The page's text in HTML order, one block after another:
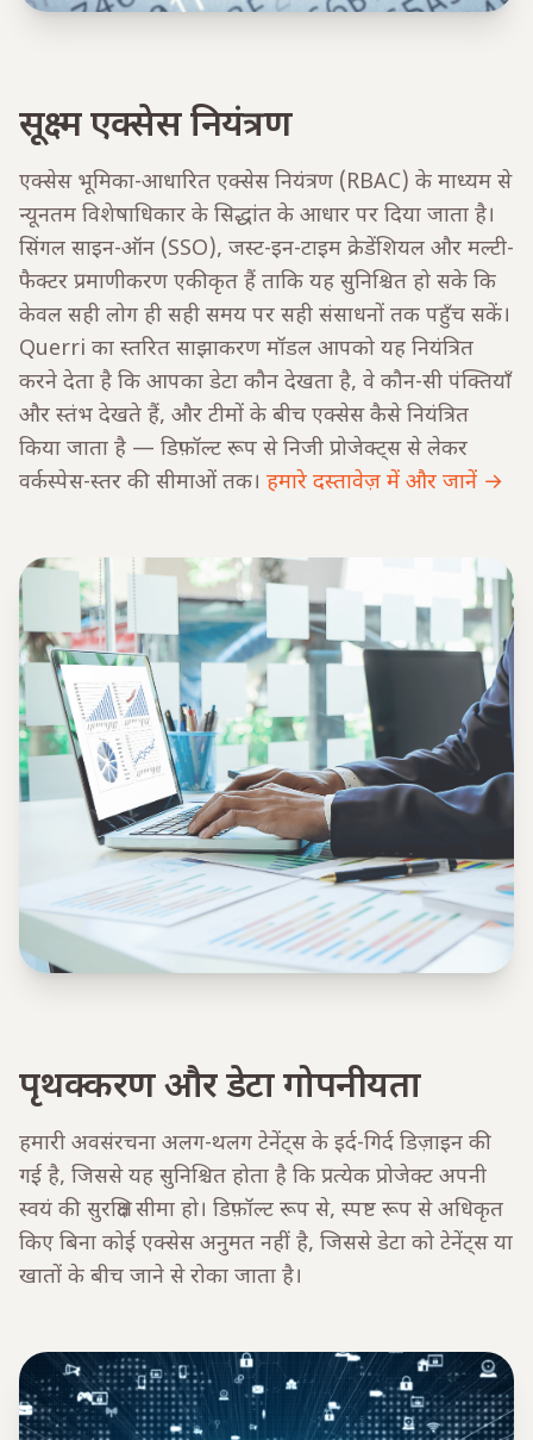
सूक्ष्म एक्सेस नियंत्रण
एक्सेस भूमिका-आधारित एक्सेस नियंत्रण (RBAC) के माध्यम से
न्यूनतम विशेषाधिकार के सिद्धांत के आधार पर दिया जाता है।
सिंगल साइन-ऑन (SSO), जस्ट-इन-टाइम क्रेडेंशियल और मल्टी-
फैक्टर प्रमाणीकरण एकीकृत हैं ताकि यह सुनिश्चित हो सके कि
केवल सही लोग ही सही समय पर सही संसाधनों तक पहुँच सकें।
Querri का स्तरित साझाकरण मॉडल आपको यह नियंत्रित
करने देता है कि आपका डेटा कौन देखता है, वे कौन-सी पंक्तियाँ
और स्तंभ देखते हैं, और टीमों के बीच एक्सेस कैसे नियंत्रित
किया जाता है — डिफ़ॉल्ट रूप से निजी प्रोजेक्ट्स से लेकर
वर्कस्पेस-स्तर की सीमाओं तक। हमारे दस्तावेज़ में और जानें →
पृथक्करण और डेटा गोपनीयता
हमारी अवसंरचना अलग-थलग टेनेंट्स के इर्द-गिर्द डिज़ाइन की
गई है, जिससे यह सुनिश्चित होता है कि प्रत्येक प्रोजेक्ट अपनी
स्वयं की सुरक्षित सीमा हो। डिफ़ॉल्ट रूप से, स्पष्ट रूप से अधिकृत
किए बिना कोई एक्सेस अनुमत नहीं है, जिससे डेटा को टेनेंट्स या
खातों के बीच जाने से रोका जाता है।